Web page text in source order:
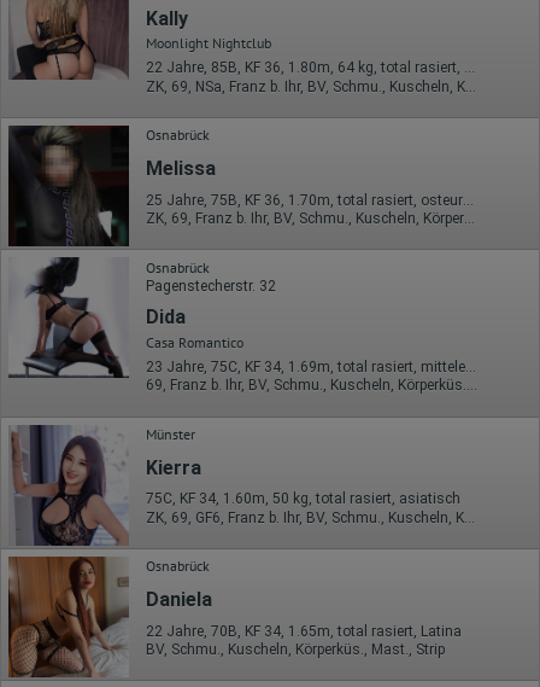
Kally
Moonlight Nightclub
22 Jahre, 85B, KF 36, 1.80m, 64 kg, total rasiert, osteuropäisch
Osnabrück
Melissa
ZK, 69, Franz b. Ihr, BV, Schmu., Kuscheln, Körperküs., KBp
Osnabrück
Pagenstecherstr. 32
Dida
Casa Romantico
23 Jahre, 75C, KF 34, 1.69m, total rasiert, mitteleuropäisch
69, Franz b. Ihr, BV, Schmu., Kuscheln, Körperküs., EL, Mast.
Münster
Kierra
75C, KF 34, 1.60m, 50 kg, total rasiert, asiatisch
Osnabrück
Daniela
22 Jahre, 70B, KF 34, 1.65m, total rasiert, Latina
BV, Schmu., Kuscheln, Körperküs., Mast., Strip